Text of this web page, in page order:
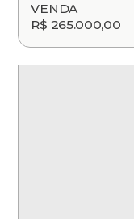
VENDA
R$ 265.000,00